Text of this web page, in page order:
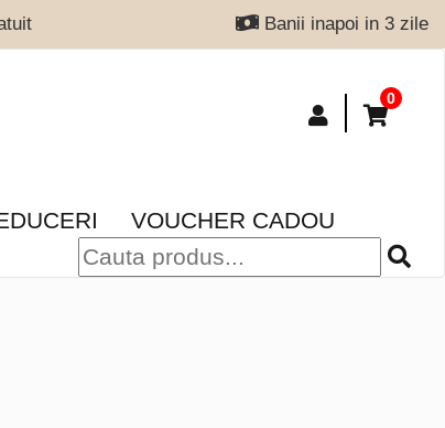
Banii inapoi in 3 zile
0
VOUCHER CADOU